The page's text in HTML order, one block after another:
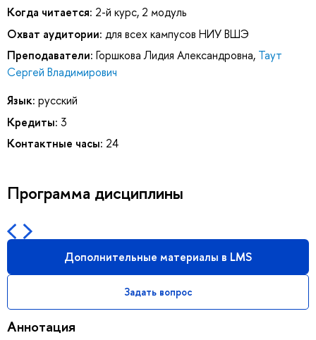
Когда читается: 2-й курс, 2 модуль
Охват аудитории: для всех кампусов НИУ ВШЭ
Преподаватели: Горшкова Лидия Александровна, Таут
Сергей Владимирович
Язык: русский
Кредиты: 3
Контактные часы: 24
Программа дисциплины
Дополнительные материалы в LMS
Задать вопрос
Аннотация